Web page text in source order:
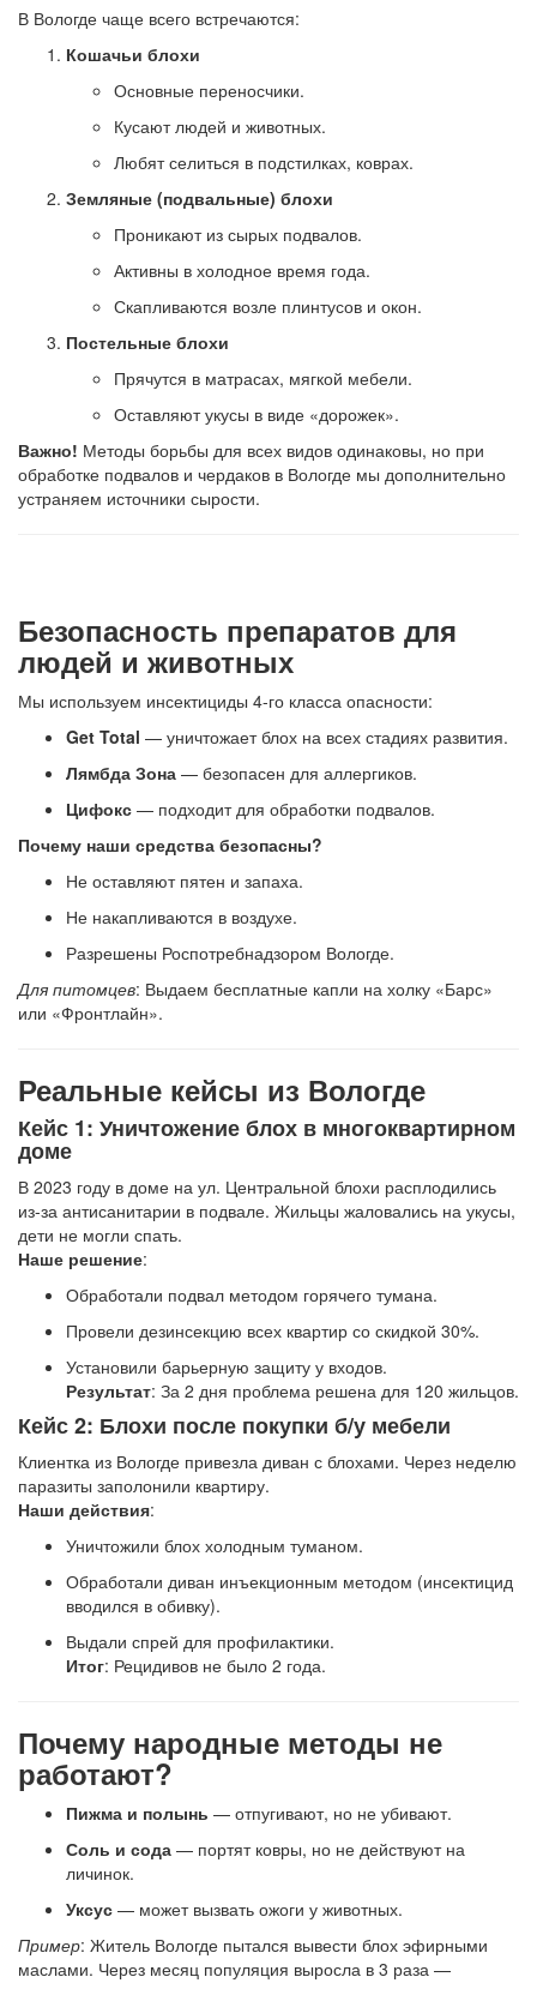
В Вологде чаще всего встречаются:
Кошачьи блохи
Основные переносчики.
Кусают людей и животных.
Любят селиться в подстилках, коврах.
Земляные (подвальные) блохи
Проникают из сырых подвалов.
Активны в холодное время года.
Скапливаются возле плинтусов и окон.
Постельные блохи
Прячутся в матрасах, мягкой мебели.
Оставляют укусы в виде «дорожек».
Важно! Методы борьбы для всех видов одинаковы, но при
обработке подвалов и чердаков в Вологде мы дополнительно
устраняем источники сырости.
Безопасность препаратов для
людей и животных
Мы используем инсектициды 4-го класса опасности:
Get Total — уничтожает блох на всех стадиях развития.
Лямбда Зона — безопасен для аллергиков.
Цифокс — подходит для обработки подвалов.
Почему наши средства безопасны?
Не оставляют пятен и запаха.
Не накапливаются в воздухе.
Разрешены Роспотребнадзором Вологде.
Для питомцев: Выдаем бесплатные капли на холку «Барс»
или «Фронтлайн».
Реальные кейсы из Вологде
Кейс 1: Уничтожение блох в многоквартирном
доме
В 2023 году в доме на ул. Центральной блохи расплодились
из-за антисанитарии в подвале. Жильцы жаловались на укусы,
дети не могли спать.
Наше решение:
Обработали подвал методом горячего тумана.
Провели дезинсекцию всех квартир со скидкой 30%.
Установили барьерную защиту у входов.
Результат: За 2 дня проблема решена для 120 жильцов.
Кейс 2: Блохи после покупки б/у мебели
Клиентка из Вологде привезла диван с блохами. Через неделю
паразиты заполонили квартиру.
Наши действия:
Уничтожили блох холодным туманом.
Обработали диван инъекционным методом (инсектицид
вводился в обивку).
Выдали спрей для профилактики.
Итог: Рецидивов не было 2 года.
Почему народные методы не
работают?
Пижма и полынь — отпугивают, но не убивают.
Соль и сода — портят ковры, но не действуют на
личинок.
Уксус — может вызвать ожоги у животных.
Пример: Житель Вологде пытался вывести блох эфирными
маслами. Через месяц популяция выросла в 3 раза —